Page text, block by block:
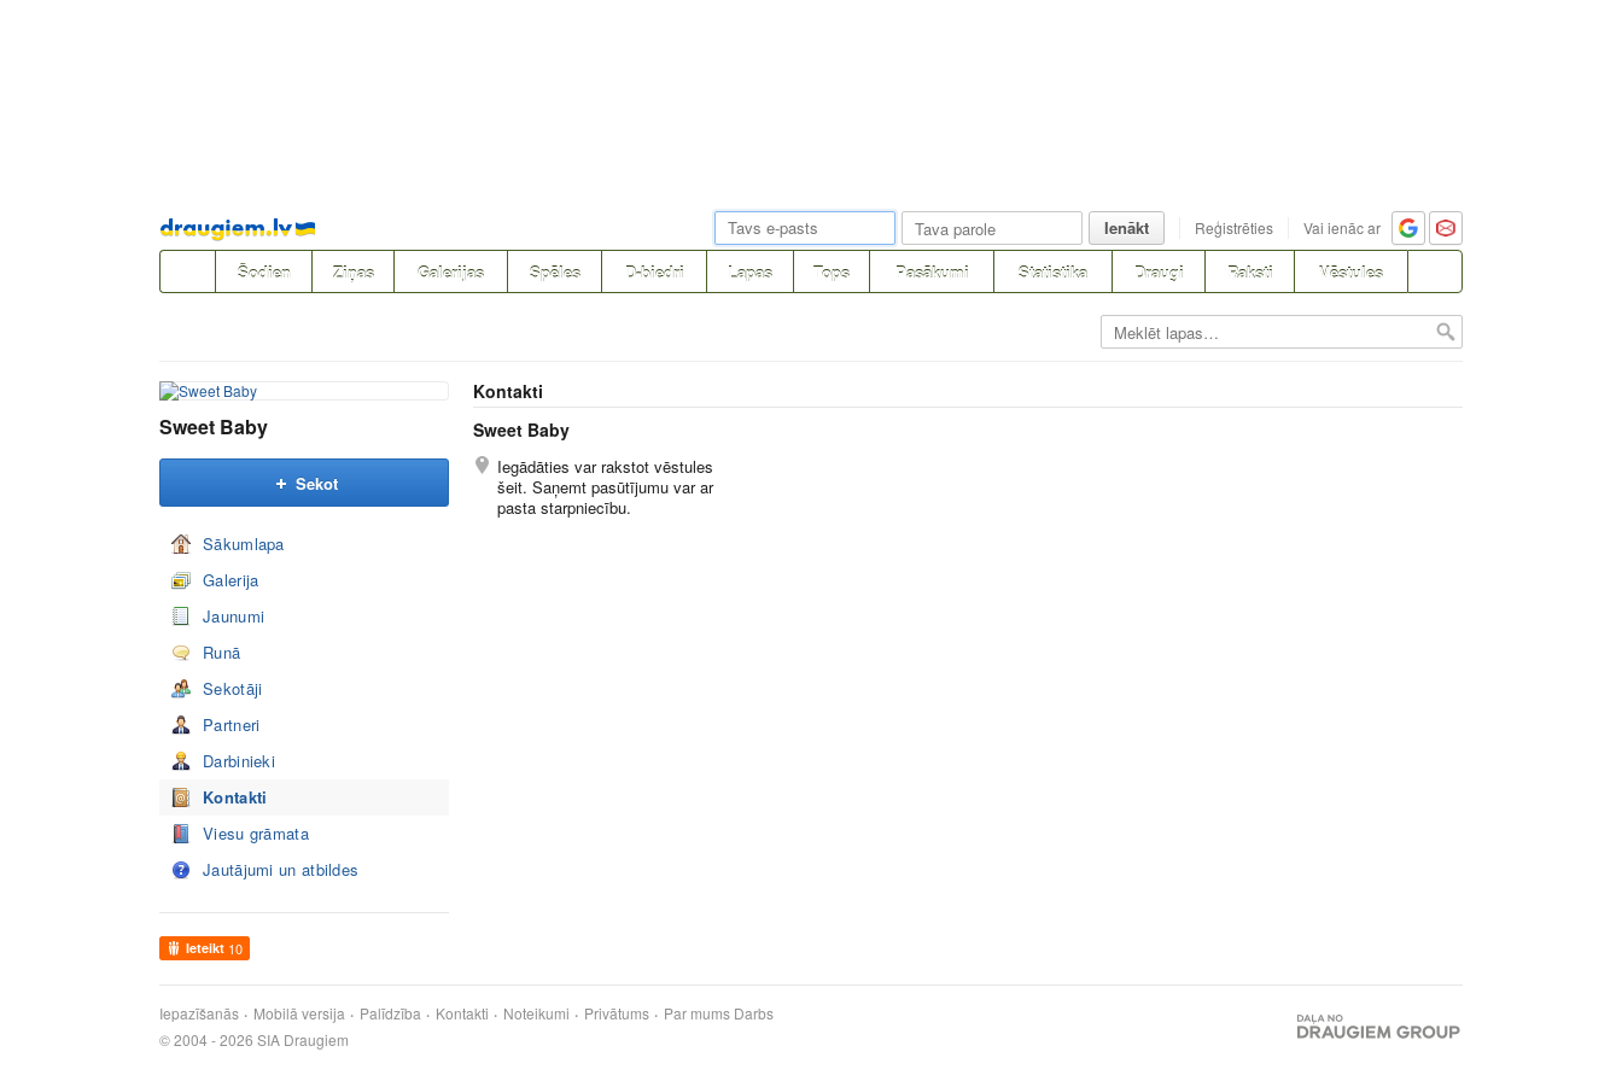
Pāriet
uz
saturu
Ienākt Reģistrēties Vai ienāc ar
Šodien Ziņas Galerijas Spēles D-biedri Lapas Tops Pasākumi Statistika Draugi Raksti Vēstules
Sweet Baby
Sekot
Sākumlapa
Galerija
Jaunumi
Runā
Sekotāji
Partneri
Darbinieki
Kontakti
Viesu grāmata
Jautājumi un atbildes
Ieteikt 10
Kontakti
Sweet Baby
Iegādāties var rakstot vēstules
šeit. Saņemt pasūtījumu var ar
pasta starpniecību.
Iepazīšanās Mobilā versija Palīdzība Kontakti Noteikumi Privātums Par mums Darbs
© 2004 - 2026 SIA Draugiem